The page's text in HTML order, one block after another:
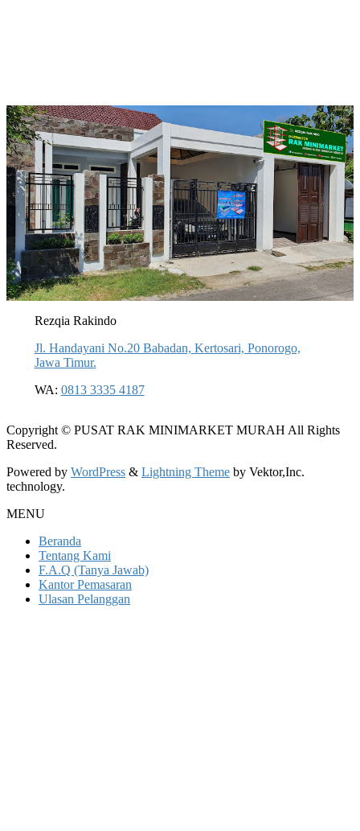
Rezqia Rakindo
Jl. Handayani No.20 Babadan, Kertosari, Ponorogo,
Jawa Timur.
WA: 0813 3335 4187
Copyright © PUSAT RAK MINIMARKET MURAH All Rights
Reserved.
Powered by WordPress & Lightning Theme by Vektor,Inc.
technology.
MENU
Beranda
Tentang Kami
F.A.Q (Tanya Jawab)
Kantor Pemasaran
Ulasan Pelanggan